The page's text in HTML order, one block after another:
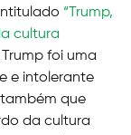
“Trump,
cultura
foi uma
e intolerante
que
da cultura